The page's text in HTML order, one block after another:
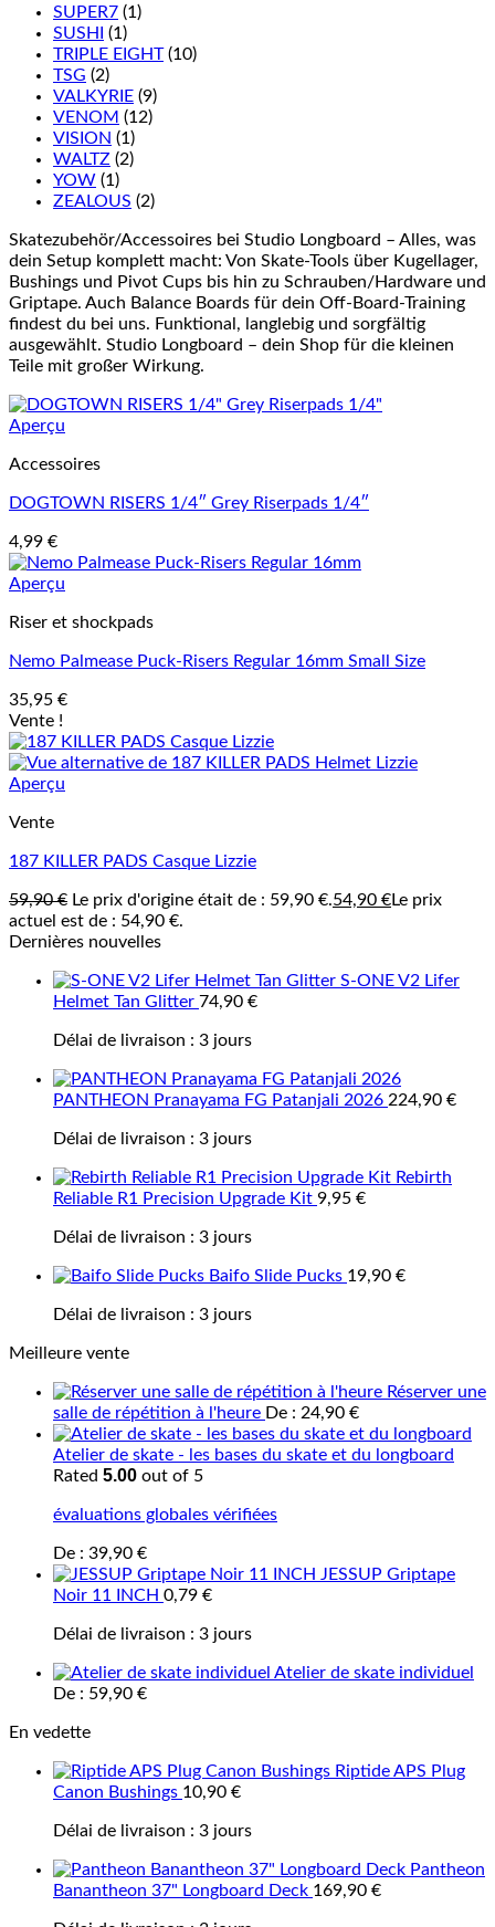
SUPER7 (1)
SUSHI
(1)
TRIPLE EIGHT (10)
TSG (2)
VALKYRIE (9)
VENOM (12)
VISION (1)
WALTZ (2)
YOW (1)
ZEALOUS (2)
Skatezubehör/Accessoires bei Studio Longboard – Alles, was
dein Setup komplett macht: Von Skate-Tools über Kugellager,
Bushings und Pivot Cups bis hin zu Schrauben/Hardware und
Griptape. Auch Balance Boards für dein Off-Board-Training
findest du bei uns. Funktional, langlebig und sorgfältig
ausgewählt. Studio Longboard – dein Shop für die kleinen
Teile mit großer Wirkung.
Aperçu
Accessoires
DOGTOWN RISERS 1/4″ Grey Riserpads 1/4″
4,99 €
Aperçu
Riser et shockpads
Nemo Palmease Puck-Risers Regular 16mm Small Size
35,95 €
Vente !
Aperçu
Vente
187 KILLER PADS Casque Lizzie
59,90€ Le prix d'origine était de : 59,90 €.54,90 €Le prix
actuel est de : 54,90 €.
Dernières nouvelles
S-ONE V2 Lifer
Helmet Tan Glitter 74,90 €
Délai de livraison : 3 jours
PANTHEON Pranayama FG Patanjali 2026 224,90 €
Délai de livraison : 3 jours
Rebirth
Reliable R1 Precision Upgrade Kit 9,95 €
Délai de livraison : 3 jours
Baifo Slide Pucks 19,90 €
Délai de livraison : 3 jours
Meilleure vente
Réserver une
salle de répétition à l'heure De : 24,90 €
Atelier de skate - les bases du skate et du longboard
Rated 5.00 out of 5
évaluations globales vérifiées
De : 39,90 €
JESSUP Griptape
Noir 11 INCH 0,79 €
Délai de livraison : 3 jours
Atelier de skate individuel
De : 59,90 €
En vedette
Riptide APS Plug
Canon Bushings 10,90 €
Délai de livraison : 3 jours
Pantheon
Banantheon 37" Longboard Deck 169,90 €